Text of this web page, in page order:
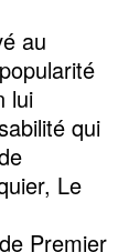
au
lui
qui
Le
Premier